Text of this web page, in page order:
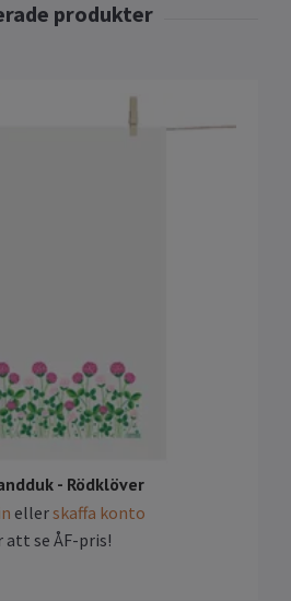
- Rödklöver
ellerskaffa konto
att se ÅF-pris!